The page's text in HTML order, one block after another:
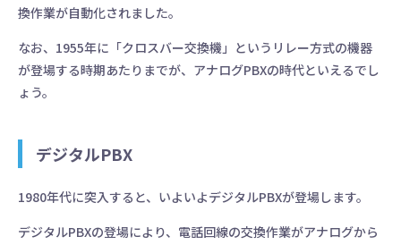
換作業が自動化されました。
なお、1955年に「クロスバー交換機」というリレー方式の機器
が登場する時期あたりまでが、アナログPBXの時代といえるでし
ょう。
デジタルPBX
1980年代に突入すると、いよいよデジタルPBXが登場します。
デジタルPBXの登場により、電話回線の交換作業がアナログから